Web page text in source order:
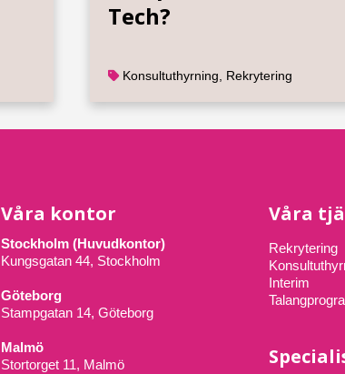
Tech?
Konsultuthyrning Rekrytering
Våra kontor
Stockholm (Huvudkontor)
Kungsgatan 44, Stockholm
Göteborg
Stampgatan 14, Göteborg
Malmö
Stortorget 11, Malmö
Våra
Rekrytering
Interim